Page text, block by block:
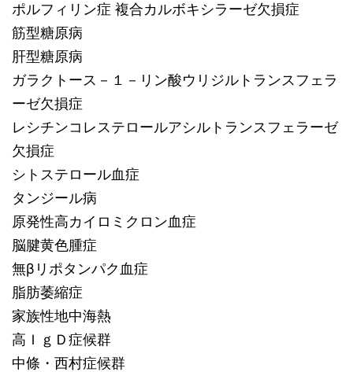
ポルフィリン症 複合カルボキシラーゼ欠損症
筋型糖原病
肝型糖原病
ガラクトース－１－リン酸ウリジルトランスフェラ
ーゼ欠損症
レシチンコレステロールアシルトランスフェラーゼ
欠損症
シトステロール血症
タンジール病
原発性高カイロミクロン血症
脳腱黄色腫症
無βリポタンパク血症
脂肪萎縮症
家族性地中海熱
高ＩｇＤ症候群
中條・西村症候群